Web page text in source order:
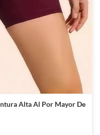
Alta Al Por Mayor De